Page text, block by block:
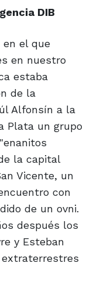
DIB
en el que
en nuestro
estaba
de la
Alfonsín a la
Plata un grupo
la capital
Vicente, un
con
de un ovni.
después los
y Esteban